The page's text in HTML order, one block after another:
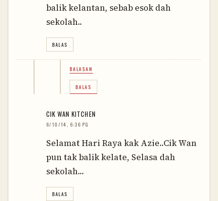
balik kelantan, sebab esok dah
sekolah..
BALAS
BALASAN
BALAS
CIK WAN KITCHEN
6/10/14, 6:36 PG
Selamat Hari Raya kak Azie..Cik Wan
pun tak balik kelate, Selasa dah
sekolah...
BALAS